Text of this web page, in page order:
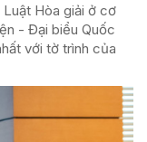
Hòa giải ở cơ
- Đại biểu Quốc
với tờ trình của